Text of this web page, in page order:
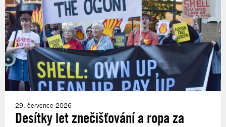
29. července 2026
Desítky let znečišťování a ropa za